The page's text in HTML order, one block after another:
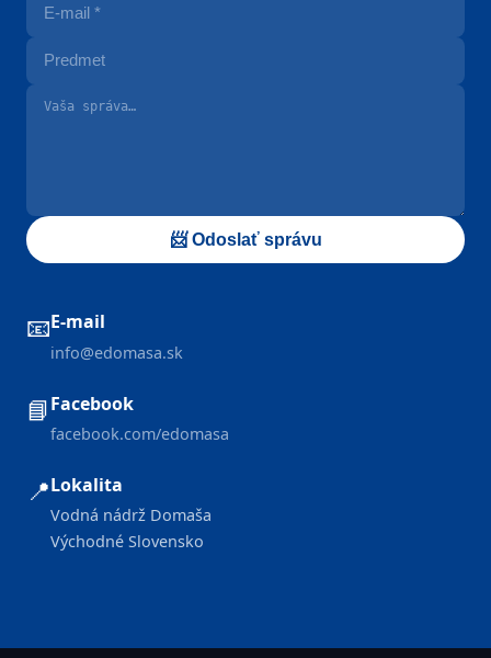
📨 Odoslať správu
📧E-mail
info@edomasa.sk
📘Facebook
facebook.com/edomasa
📍Lokalita
Vodná nádrž Domaša
Východné Slovensko